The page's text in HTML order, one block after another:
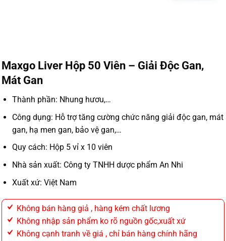
Maxgo Liver Hộp 50 Viên – Giải Độc Gan,
Mát Gan
Thành phần: Nhung hươu,…
Công dụng: Hỗ trợ tăng cường chức năng giải độc gan, mát
gan, hạ men gan, bảo vệ gan,…
Quy cách: Hộp 5 vỉ x 10 viên
Nhà sản xuất: Công ty TNHH dược phẩm An Nhi
Xuất xứ: Việt Nam
Không bán hàng giả , hàng kém chất lương
Không nhập sản phẩm ko rõ nguồn gốc,xuất xứ
Không cạnh tranh về giá , chỉ bán hàng chính hãng